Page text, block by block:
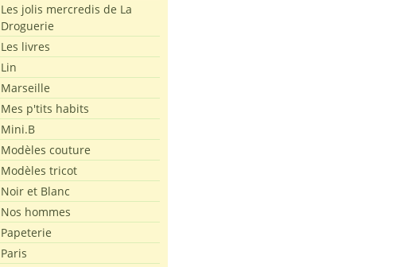
Les jolis mercredis de La
Droguerie
Les livres
Lin
Marseille
Mes p'tits habits
Mini.B
Modèles couture
Modèles tricot
Noir et Blanc
Nos hommes
Papeterie
Paris